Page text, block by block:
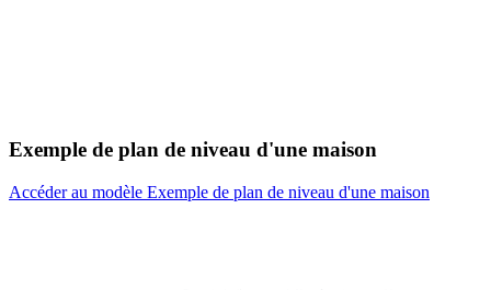
Exemple de plan de niveau d'une maison
Accéder au modèle Exemple de plan de niveau d'une maison